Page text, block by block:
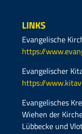
LINKS
Evangelische
https://
Evangelischer
https://
Evangelisches
Wiehen der
Lübbecke und